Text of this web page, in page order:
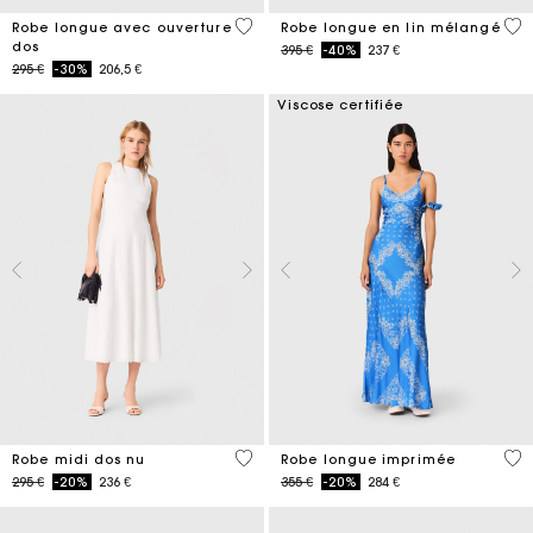
Robe longue avec ouverture
dos
Price reduced from
295 €to-30% 206,5 €
4,4 out of 5 Customer Rating
Robe longue en lin mélangé
Price reduced from
395 €to-40% 237 €
4,5
Robe midi dos nu
Price reduced from
295 €to-20% 236 €
5 out of 5 Customer Rating
Viscose certifiée
Robe longue imprimée
Price reduced from
355 €to-20% 284 €
5